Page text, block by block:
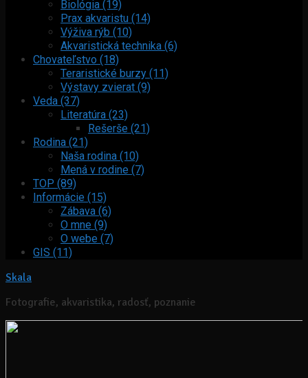
Biológia (19)
Prax akvaristu (14)
Výživa rýb (10)
Akvaristická technika (6)
Chovateľstvo (18)
Teraristické burzy (11)
Výstavy zvierat (9)
Veda (37)
Literatúra (23)
Rešerše (21)
Rodina (21)
Naša rodina (10)
Mená v rodine (7)
TOP (89)
Informácie (15)
Zábava (6)
O mne (9)
O webe (7)
GIS (11)
Skala
Fotografie, akvaristika, radosť, poznanie